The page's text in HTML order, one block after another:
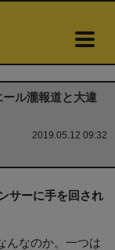
ル瀧報道と大違
2019.05.12 09:32
サーに手を回され
んなのか。一つは